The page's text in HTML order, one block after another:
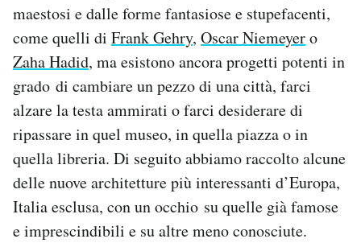
Newsletter
Notifiche mobile
Regala il Post
Hai bisogno di aiuto?
Esci
maestosi e dalle forme fantasiose e stupefacenti,
come quelli di Frank Gehry, Oscar Niemeyero
Zaha Hadid, ma esistono ancora progetti potenti in
grado di cambiare un pezzo di una città, farci
alzare la testa ammirati o farci desiderare di
ripassare in quel museo, in quella piazza o in
quella libreria. Di seguito abbiamo raccolto alcune
delle nuove architetture più interessanti d’Europa,
Italia esclusa, con un occhio su quelle già famose
e imprescindibili e su altre meno conosciute.